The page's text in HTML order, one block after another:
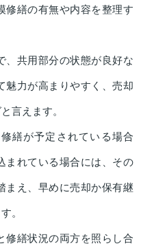
修繕の有無や内容を整理す
、共用部分の状態が良好な
魅力が高まりやすく、売却
言えます。
繕が予定されている場合
まれている場合には、その
まえ、早めに売却か保有継
。
修繕状況の両方を照らし合